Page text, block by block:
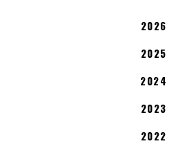
2026
2025
2024
2023
2022